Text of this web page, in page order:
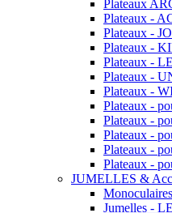
Plateaux
Plateaux -
Plateaux -
Plateaux -
Plateaux -
Plateaux -
Plateaux -
Plateaux -
Plateaux -
Plateaux -
Plateaux -
Plateaux -
JUMELLES &
Monoculaires
Jumelles -